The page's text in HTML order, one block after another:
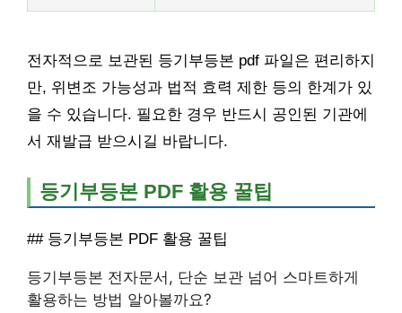
전자적으로 보관된 등기부등본 pdf 파일은 편리하지
만, 위변조 가능성과 법적 효력 제한 등의 한계가 있
을 수 있습니다. 필요한 경우 반드시 공인된 기관에
서 재발급 받으시길 바랍니다.
등기부등본 PDF 활용 꿀팁
## 등기부등본 PDF 활용 꿀팁
등기부등본 전자문서, 단순 보관 넘어 스마트하게
활용하는 방법 알아볼까요?